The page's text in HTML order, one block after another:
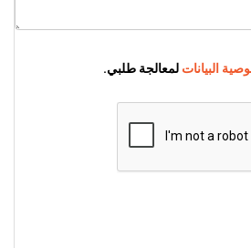
البيانات لمعالجة طلبي.